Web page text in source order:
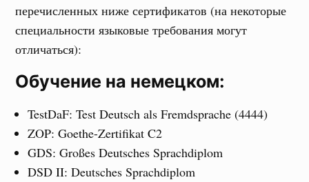
перечисленных ниже сертификатов (на некоторые
специальности языковые требования могут
отличаться):
Обучение на немецком:
TestDaF: Test Deutsch als Fremdsprache (4444)
ZOP: Goethe-Zertifikat C2
GDS: Großes Deutsches Sprachdiplom
DSD II: Deutsches Sprachdiplom